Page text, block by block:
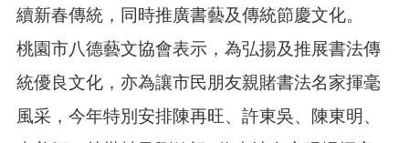
機
關
通
訊
續新春傳統，同時推廣書藝及傳統節慶文化。
桃園市八德藝文協會表示，為弘揚及推展書法傳
統優良文化，亦為讓市民朋友親賭書法名家揮毫
風采，今年特別安排陳再旺、許東吳、陳東明、